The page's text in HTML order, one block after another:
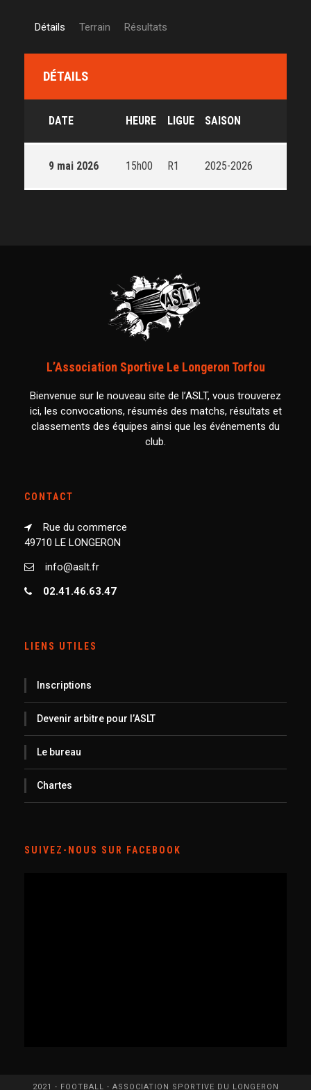
Détails Terrain Résultats
DÉTAILS
DATE HEURE LIGUE SAISON
9 mai 2026 15h00 R1 2025-2026
L’Association Sportive Le Longeron Torfou
Bienvenue sur le nouveau site de l’ASLT, vous trouverez
ici, les convocations, résumés des matchs, résultats et
classements des équipes ainsi que les événements du
club.
CONTACT
Rue du commerce
49710 LE LONGERON
info@aslt.fr
02.41.46.63.47
LIENS UTILES
Inscriptions
Devenir arbitre pour l’ASLT
Le bureau
Chartes
SUIVEZ-NOUS SUR FACEBOOK
2021 - FOOTBALL - ASSOCIATION SPORTIVE DU LONGERON